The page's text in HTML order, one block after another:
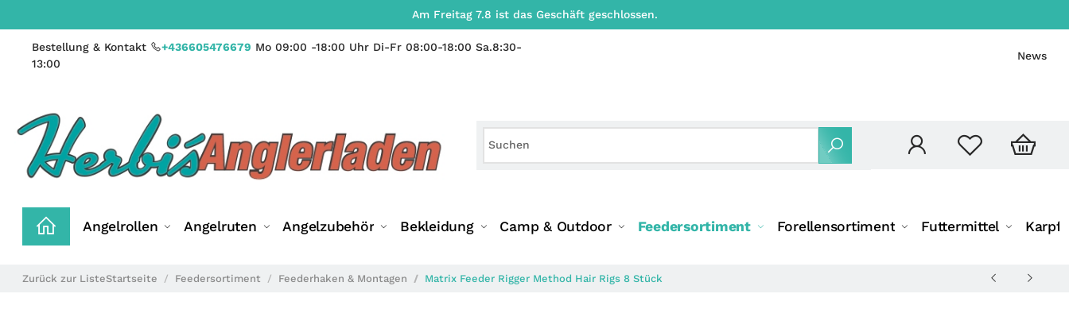
Am Freitag 7.8 ist das Geschäft geschlossen.
News
Bestellung & Kontakt +436605476679 Mo 09:00 -18:00 Uhr Di-Fr 08:00-18:00 Sa.8:30-
13:00
Angelrollen Angelruten Angelzubehör Bekleidung Camp & Outdoor Feedersortiment Forellensortiment Futtermittel
Zurück zur ListeStartseite Feedersortiment Feederhaken & Montagen Matrix Feeder Rigger Method Hair Rigs 8 Stück